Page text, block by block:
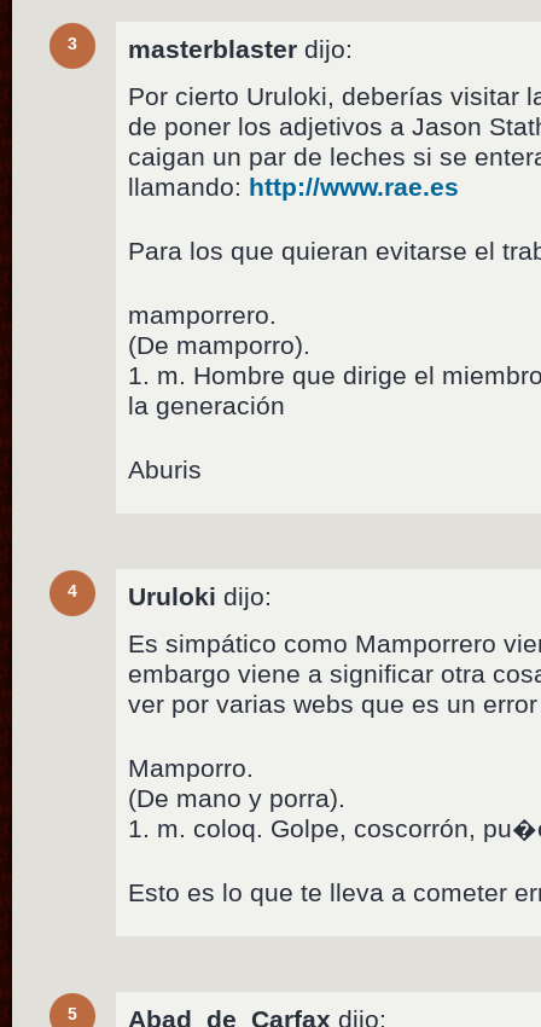
3 masterblaster dijo:
Por cierto Uruloki, deberías visitar
de poner los adjetivos a Jason
caigan un par de leches si se
llamando: http://www.rae.es
Para los que quieran evitarse el
mamporrero.
(De mamporro).
1. m. Hombre que dirige el
la generación
Aburis
4 Uruloki dijo:
Es simpático como Mamporrero
embargo viene a significar otra
ver por varias webs que es un
Mamporro.
(De mano y porra).
1. m. coloq. Golpe, coscorrón,
Esto es lo que te lleva a cometer
5 Abad_de_Carfax dijo: